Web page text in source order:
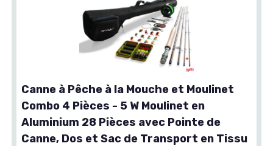
Canne à Pêche à la Mouche et Moulinet
Combo 4 Pièces - 5 W Moulinet en
Aluminium 28 Pièces avec Pointe de
Canne, Dos et Sac de Transport en Tissu